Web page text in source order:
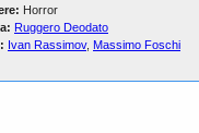
Horror
Ruggero Deodato
Ivan Rassimov, Massimo Foschi